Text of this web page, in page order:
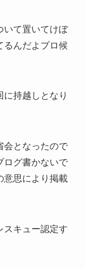
いて置いてけぼ
るんだよプロ候
に持越しとなり
会となったので
ログ書かないで
意思により掲載
スキュー認定す